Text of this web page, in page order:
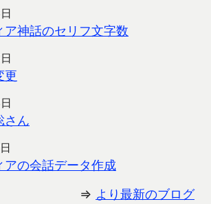
ア神話のセリフ文字数
更
さん
アの会話データ作成
⇒ より最新のブログ